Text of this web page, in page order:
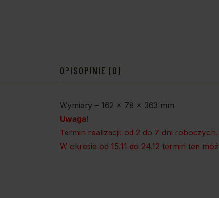
OPISOPINIE (0)
Wymiary – 162 x 78 x 363 mm
Uwaga!
Termin realizacji: od 2 do 7 dni roboczych.
W okresie od 15.11 do 24.12 termin ten